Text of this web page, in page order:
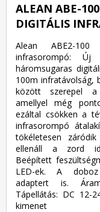
ALEAN ABE-
DIGITÁLIS
Alean ABE2-100
infrasorompó: Új
háromsugaras
100m infratávolság,
között szerepel a
amellyel még
ezáltal csökken a
infrasorompó
tökéletesen
ellenáll a zord
Beépített
LED-ek. A
adaptert is.
Tápellátás: DC 12-
kimenet